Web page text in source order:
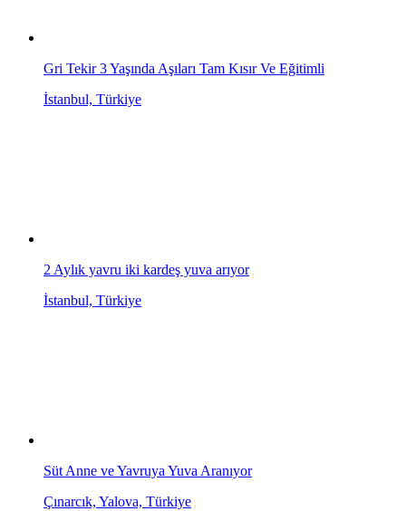
Gri Tekir 3 Yaşında Aşıları Tam Kısır Ve Eğitimli
İstanbul, Türkiye
2 Aylık yavru iki kardeş yuva arıyor
İstanbul, Türkiye
Süt Anne ve Yavruya Yuva Aranıyor
Çınarcık, Yalova, Türkiye